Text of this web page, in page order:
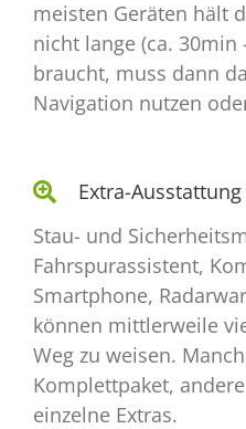
meisten Geräten hält
nicht lange (ca. 30min
braucht, muss dann
Navigation nutzen
Extra-Ausstattung
Stau- und
Fahrspurassistent,
Smartphone,
können mittlerweile
Weg zu weisen.
Komplettpaket,
einzelne Extras.